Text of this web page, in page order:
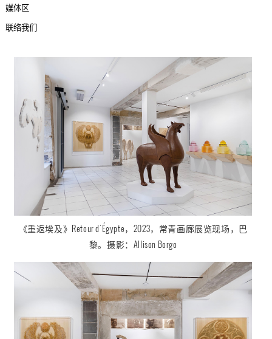
媒体区
联络我们
《重返埃及》 Retour d'Égypte，2023， 常青画廊展览现场，巴
黎。摄影： Allison Borgo